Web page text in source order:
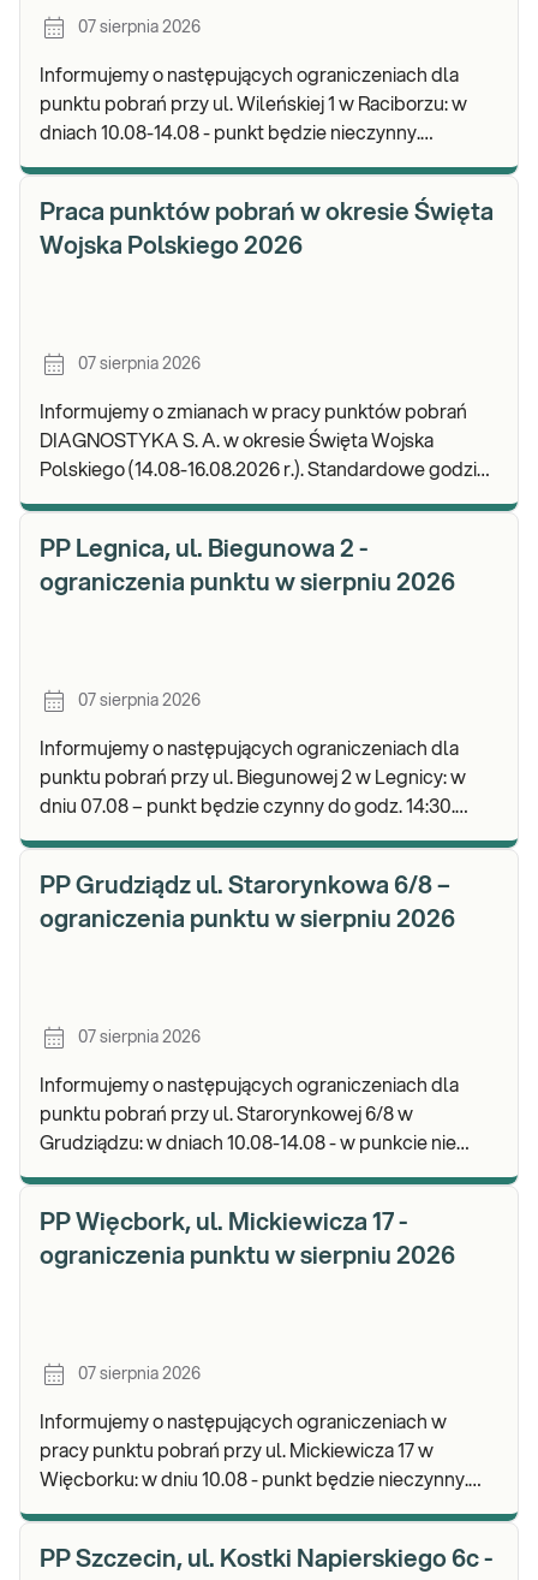
07 sierpnia 2026
Informujemy o następujących ograniczeniach dla
punktu pobrań przy ul. Wileńskiej 1 w Raciborzu: w
dniach 10.08-14.08 - punkt będzie nieczynny.
Praca punktów pobrań w okresie Święta
Wojska Polskiego 2026
07 sierpnia 2026
Informujemy o zmianach w pracy punktów pobrań
DIAGNOSTYKA S. A. w okresie Święta Wojska
Polskiego (14.08-16.08.2026 r.). Standardowe godziny
PP Legnica, ul. Biegunowa 2 -
ograniczenia punktu w sierpniu 2026
07 sierpnia 2026
Informujemy o następujących ograniczeniach dla
punktu pobrań przy ul. Biegunowej 2 w Legnicy: w
dniu 07.08 – punkt będzie czynny do godz. 14:30.
PP Grudziądz ul. Starorynkowa 6/8 –
ograniczenia punktu w sierpniu 2026
07 sierpnia 2026
Informujemy o następujących ograniczeniach dla
punktu pobrań przy ul. Starorynkowej 6/8 w
Grudziądzu: w dniach 10.08-14.08 - w punkcie nie
PP Więcbork, ul. Mickiewicza 17 -
ograniczenia punktu w sierpniu 2026
07 sierpnia 2026
Informujemy o następujących ograniczeniach w
pracy punktu pobrań przy ul. Mickiewicza 17 w
Więcborku: w dniu 10.08 - punkt będzie nieczynny.
PP Szczecin, ul. Kostki Napierskiego 6c -